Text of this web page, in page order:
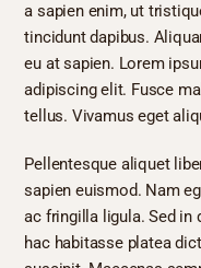
a sapien enim, ut
tincidunt dapibus.
eu at sapien. Lorem
adipiscing elit. Fusce
tellus. Vivamus eget
Pellentesque aliquet
sapien euismod. Nam
ac fringilla ligula. Sed in
hac habitasse platea